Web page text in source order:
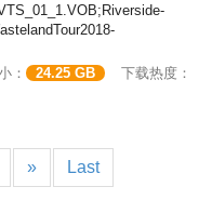
： 24.25 GB
下载热度：
» Last